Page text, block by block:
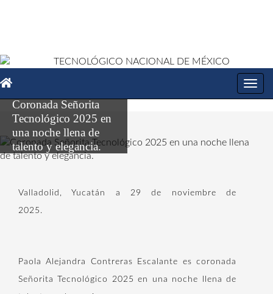
Coronada Señorita
Tecnológico 2025 en
una noche llena de
talento y elegancia.
Valladolid, Yucatán a 29 de noviembre de
2025.
Paola Alejandra Contreras Escalante es coronada
Señorita Tecnológico 2025 en una noche llena de